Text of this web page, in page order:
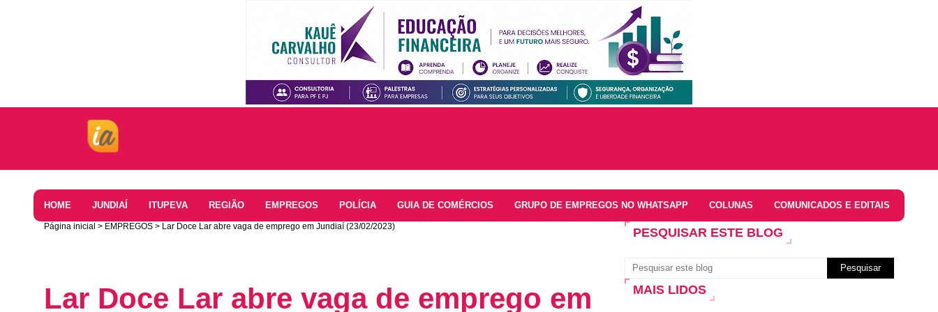
HOME JUNDIAÍ ITUPEVA REGIÃO EMPREGOS POLÍCIA GUIA DE COMÉRCIOS GRUPO DE EMPREGOS NO WHATSAPP COLUNAS COMUNICADOS E EDITAIS
Página inicial EMPREGOS Lar Doce Lar abre vaga de emprego em Jundiaí (23/02/2023)
Lar Doce Lar abre vaga de emprego em
PESQUISAR ESTE BLOG
MAIS LIDOS